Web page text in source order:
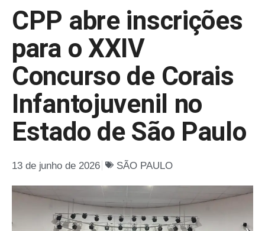
CPP abre inscrições
para o XXIV
Concurso de Corais
Infantojuvenil no
Estado de São Paulo
13 de junho de 2026 SÃO PAULO